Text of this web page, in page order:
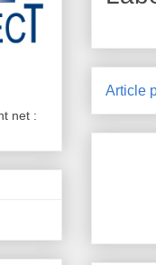
Article
net :